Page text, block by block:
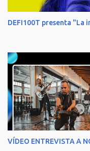
DEFI100T presenta "La
VÍDEO ENTREVISTA A